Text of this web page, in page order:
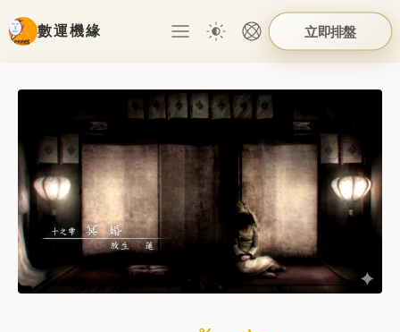
數運機緣 立即排盤